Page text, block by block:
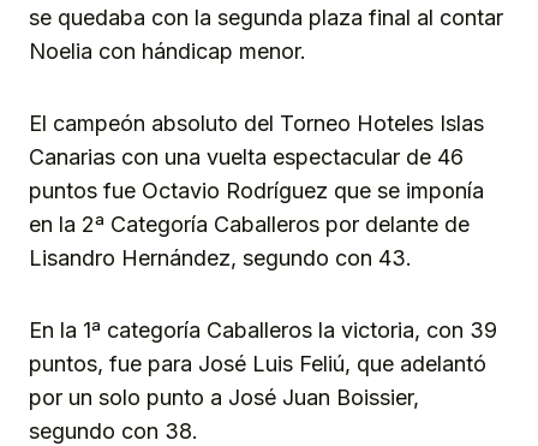
se quedaba con la segunda plaza final al contar
Noelia con hándicap menor.
El campeón absoluto del Torneo Hoteles Islas
Canarias con una vuelta espectacular de 46
puntos fue Octavio Rodríguez que se imponía
en la 2ª Categoría Caballeros por delante de
Lisandro Hernández, segundo con 43.
En la 1ª categoría Caballeros la victoria, con 39
puntos, fue para José Luis Feliú, que adelantó
por un solo punto a José Juan Boissier,
segundo con 38.